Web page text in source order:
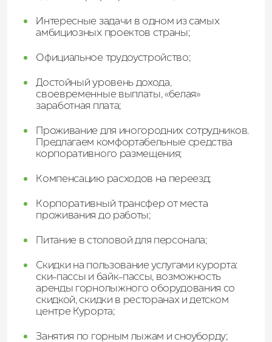
Интересные задачи в одном из самых
амбициозных проектов страны;
Официальное трудоустройство;
Достойный уровень дохода,
своевременные выплаты, «белая»
заработная плата;
Проживание для иногородних сотрудников.
Предлагаем комфортабельные средства
корпоративного размещения;
Компенсацию расходов на переезд;
Корпоративный трансфер от места
проживания до работы;
Питание в столовой для персонала;
Скидки на пользование услугами курорта:
ски-пассы и байк-пассы, возможность
аренды горнолыжного оборудования со
скидкой, скидки в ресторанах и детском
центре Курорта;
Занятия по горным лыжам и сноуборду;